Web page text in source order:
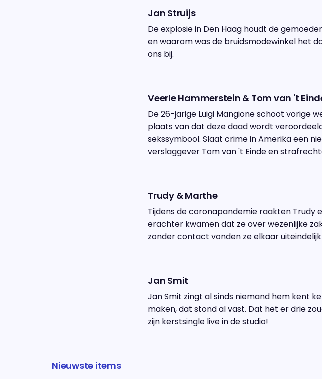
Jan Struijs
De explosie in Den Haag houdt de
en waarom was de bruidsmodewinkel het
ons bij.
Veerle Hammerstein & Tom van 't
De 26-jarige Luigi Mangione schoot vorige
plaats van dat deze daad wordt
sekssymbool. Slaat crime in Amerika een
verslaggever Tom van 't Einde en
Trudy & Marthe
Tijdens de coronapandemie raakten Trudy
erachter kwamen dat ze over wezenlijke
zonder contact vonden ze elkaar
Jan Smit
Jan Smit zingt al sinds niemand hem kent
maken, dat stond al vast. Dat het er drie
zijn kerstsingle live in de studio!
Nieuwste items